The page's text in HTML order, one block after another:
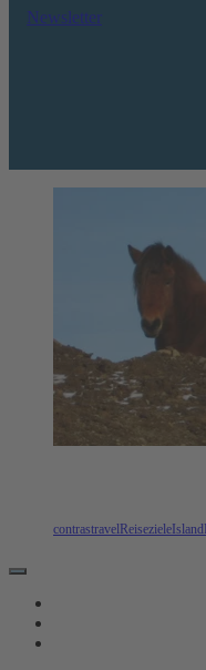
Newsletter
contrastravel Reiseziele Island